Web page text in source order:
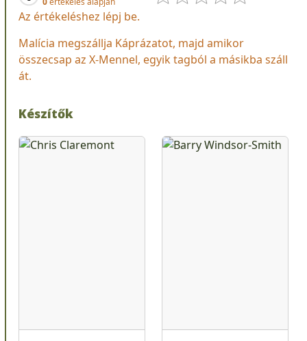
Az értékeléshez lépj be.
Malícia megszállja Káprázatot, majd amikor
összecsap az X-Mennel, egyik tagból a másikba száll
át.
Készítők